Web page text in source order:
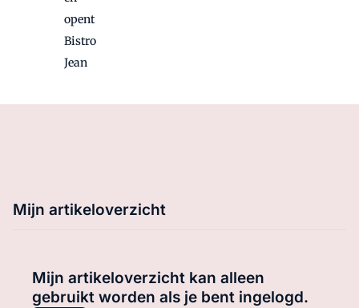
opent
Bistro
Jean
Mijn artikeloverzicht
Mijn artikeloverzicht kan alleen
gebruikt worden als je bent ingelogd.